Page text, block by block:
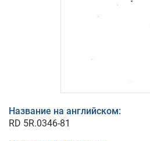
Название на английском:
RD 5R.0346-81